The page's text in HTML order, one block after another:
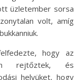
üzletember sorsa
volt, amíg
hogy az
rejtőztek, és
helyüket, hogy